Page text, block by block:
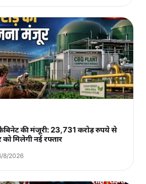
की मंजूरी: 23,731 करोड़ रुपये से
मिलेगी नई रफ्तार
8/2026